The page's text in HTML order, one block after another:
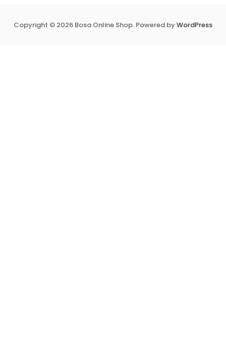
Copyright © 2026 Bosa Online Shop. Powered byWordPress